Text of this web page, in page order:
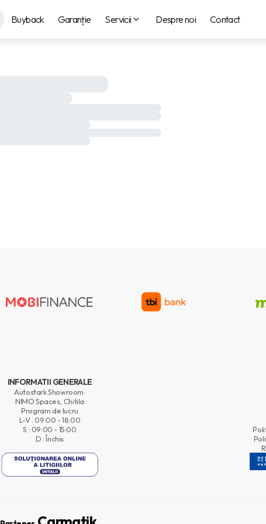
Buyback Garanție Servicii Despre noi Contact
INFORMATII GENERALE
Autostark Showroom:
NIMO Spaces, Chitila
Program de lucru
L-V : 09:00 - 18:00
S : 09:00 - 15:00
D : Închis